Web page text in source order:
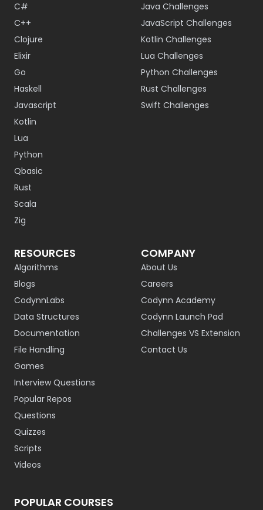
C#
C++
Clojure
Elixir
Go
Haskell
Javascript
Kotlin
Lua
Python
Qbasic
Rust
Scala
Zig
Java Challenges
JavaScript Challenges
Kotlin Challenges
Lua Challenges
Python Challenges
Rust Challenges
Swift Challenges
RESOURCES
Algorithms
Blogs
CodynnLabs
Data Structures
Documentation
File Handling
Games
Interview Questions
Popular Repos
Questions
Quizzes
Scripts
Videos
COMPANY
About Us
Careers
Codynn Academy
Codynn Launch Pad
Challenges VS Extension
Contact Us
POPULAR COURSES